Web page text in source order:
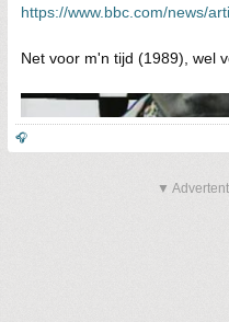
https://www.bbc.com/news/
Net voor m'n tijd (1989), wel
🎧
▼